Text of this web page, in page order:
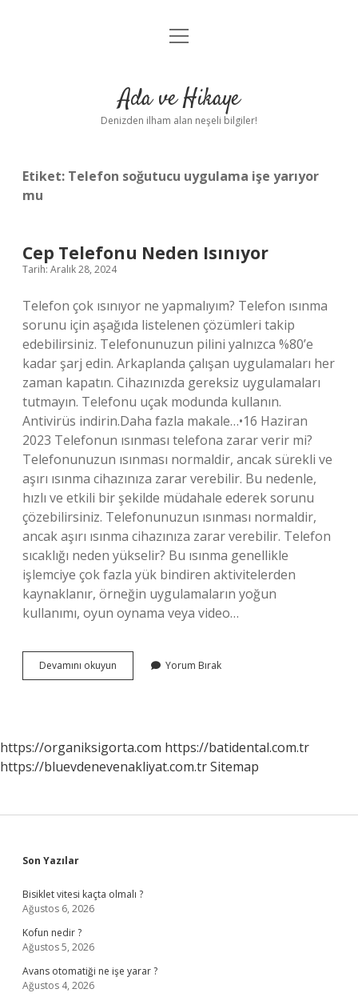
Anasayfa
Yasal Uyarı
menüyü
Ada ve Hikaye
Denizden ilham alan neşeli bilgiler!
Etiket: Telefon soğutucu uygulama işe yarıyor
mu
Cep Telefonu Neden Isınıyor
Tarih: Aralık 28, 2024
Telefon çok ısınıyor ne yapmalıyım? Telefon ısınma
sorunu için aşağıda listelenen çözümleri takip
edebilirsiniz. Telefonunuzun pilini yalnızca %80’e
kadar şarj edin. Arkaplanda çalışan uygulamaları her
zaman kapatın. Cihazınızda gereksiz uygulamaları
tutmayın. Telefonu uçak modunda kullanın.
Antivirüs indirin.Daha fazla makale…•16 Haziran
2023 Telefonun ısınması telefona zarar verir mi?
Telefonunuzun ısınması normaldir, ancak sürekli ve
aşırı ısınma cihazınıza zarar verebilir. Bu nedenle,
hızlı ve etkili bir şekilde müdahale ederek sorunu
çözebilirsiniz. Telefonunuzun ısınması normaldir,
ancak aşırı ısınma cihazınıza zarar verebilir. Telefon
sıcaklığı neden yükselir? Bu ısınma genellikle
işlemciye çok fazla yük bindiren aktivitelerden
kaynaklanır, örneğin uygulamaların yoğun
kullanımı, oyun oynama veya video…
Devamını okuyun
Telefonu
Yorum Bırak
https://organiksigorta.com https://batidental.com.tr
https://bluevdenevenakliyat.com.trSitemap
Sidebar
Son Yazılar
Bisiklet vitesi kaçta olmalı ?
Ağustos 6, 2026
Kofun nedir ?
Ağustos 5, 2026
Avans otomatiği ne işe yarar ?
Ağustos 4, 2026